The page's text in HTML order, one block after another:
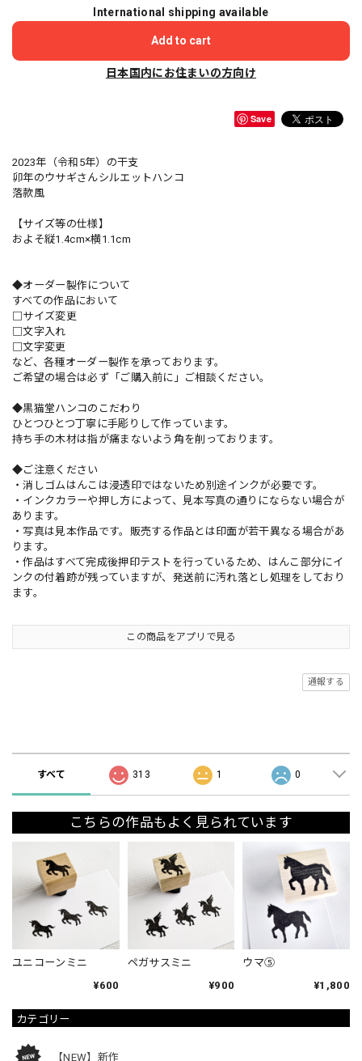
カテゴリー
【NEW】新作
International shipping available
Add to cart
日本国内にお住まいの方向け
Save
2023年（令和5年）の干支
卯年のウサギさんシルエットハンコ
落款風
【サイズ等の仕様】
およそ縦1.4cm×横1.1cm
◆オーダー製作について
すべての作品において
□サイズ変更
□文字入れ
□文字変更
など、各種オーダー製作を承っております。
ご希望の場合は必ず「ご購入前に」ご相談ください。
◆黒猫堂ハンコのこだわり
ひとつひとつ丁寧に手彫りして作っています。
持ち手の木材は指が痛まないよう角を削っております。
◆ご注意ください
・消しゴムはんこは浸透印ではないため別途インクが必要です。
・インクカラーや押し方によって、見本写真の通りにならない場合が
あります。
・写真は見本作品です。販売する作品とは印面が若干異なる場合があ
ります。
・作品はすべて完成後押印テストを行っているため、はんこ部分にイ
ンクの付着跡が残っていますが、発送前に汚れ落とし処理をしており
ます。
この商品をアプリで見る
通報する
すべて 313 1 0
こちらの作品もよく見られています
ユニコーンミニ
¥600
ペガサスミニ
¥900
ウマ⑤
¥1,800